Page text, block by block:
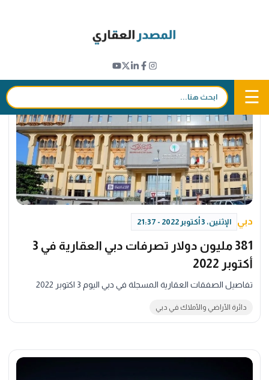
☰ بحث:
دبي الإثنين، 3 أكتوبر 2022 - 21:37
381 مليون دولار تصرفات دبي العقارية في 3
أكتوبر 2022
تفاصيل الصفقات العقارية المسجلة في دبي اليوم 3 اكتوبر 2022
دائرة الأراضي والأملاك في دبي